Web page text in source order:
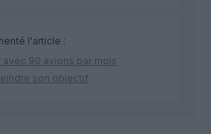
l'article :
90 avions par mois
son objectif